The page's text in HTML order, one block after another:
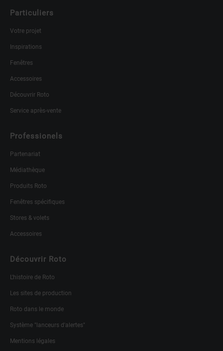
Particuliers
Votre projet
Inspirations
Fenêtres
Accessoires
Découvrir Roto
Service après-vente
Professionels
Partenariat
Médiathèque
Produits Roto
Fenêtres spécifiques
Stores & volets
Accessoires
Découvrir Roto
L'histoire de Roto
Les sites de production
Roto dans le monde
Système "lanceurs d'alertes"
Mentions légales